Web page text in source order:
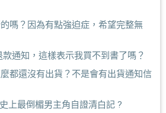
嗎？因為有點強迫症，希望完整無
通知，這樣表示我買不到書了嗎？
都還沒有出貨？不是會有出貨通知信
上最倒楣男主角自證清白記 ?